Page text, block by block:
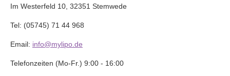
Im Westerfeld 10, 32351 Stemwede
Tel: (05745) 71 44 968
Email: info@mylipo.de
Telefonzeiten (Mo-Fr.) 9:00 - 16:00